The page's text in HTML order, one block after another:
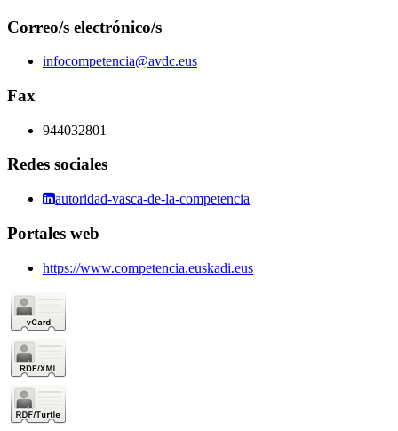
Correo/s electrónico/s
infocompetencia@avdc.eus
Fax
944032801
Redes sociales
autoridad-vasca-de-la-competencia
Portales web
https://www.competencia.euskadi.eus